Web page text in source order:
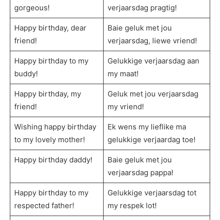
gorgeous!
verjaarsdag pragtig!
Happy birthday, dear
friend!
Baie geluk met jou
verjaarsdag, liewe vriend!
Happy birthday to my
buddy!
Gelukkige verjaarsdag aan
my maat!
Happy birthday, my
friend!
Geluk met jou verjaarsdag
my vriend!
Wishing happy birthday
to my lovely mother!
Ek wens my lieflike ma
gelukkige verjaardag toe!
Happy birthday daddy!
Baie geluk met jou
verjaarsdag pappa!
Happy birthday to my
respected father!
Gelukkige verjaarsdag tot
my respek lot!